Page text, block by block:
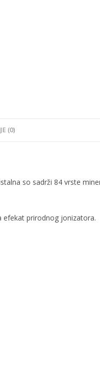
(0)
so sadrži 84 vrste
efekat prirodnog jonizatora.